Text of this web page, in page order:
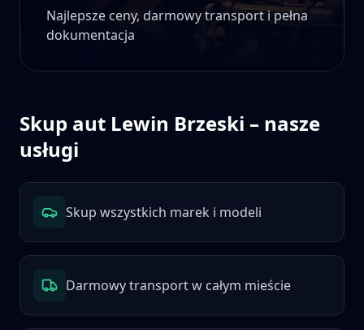
Najlepsze ceny, darmowy transport i pełna
dokumentacja
Skup aut Lewin Brzeski – nasze
usługi
Skup wszystkich marek i modeli
Darmowy transport w całym mieście